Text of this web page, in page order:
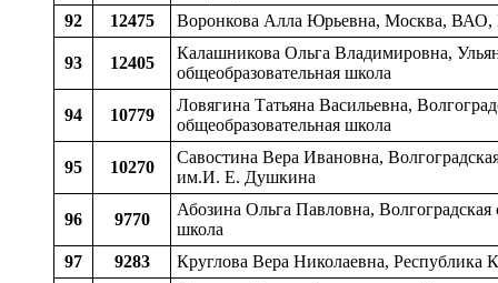
92
12475 Воронкова Алла Юрьевна, Москва,
93 12405
Калашникова Ольга Владимировна,
общеобразовательная школа
94 10779
Ловягина Татьяна Васильевна,
общеобразовательная школа
95 10270
Савостина Вера Ивановна,
им.И. Е. Душкина
96 9770
Абозина Ольга Павловна,
школа
97
9283 Круглова Вера Николаевна, Республика